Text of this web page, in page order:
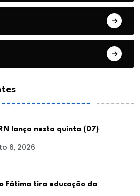
lança nesta quinta (07)
6, 2026
Fátima tira educação da